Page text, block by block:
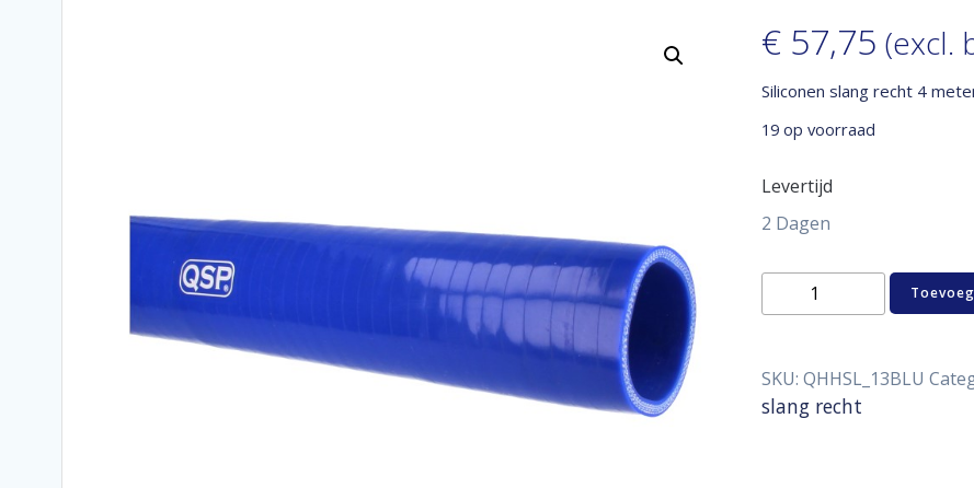
€57,75 (excl.
Siliconen slang recht 4
19 op voorraad
Levertijd
2 Dagen
Siliconen
meter
13
mm
SKU: QHHSL_13BLU
slang recht